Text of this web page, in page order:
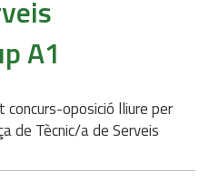
A1
concurs-oposició lliure per
de Tècnic/a de Serveis